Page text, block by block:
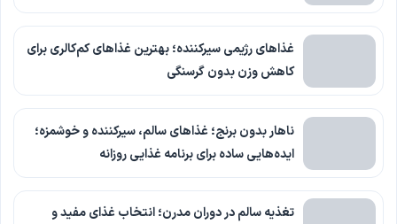
غذاهای رژیمی سیرکننده؛ بهترین غذاهای کم‌کالری برای
کاهش وزن بدون گرسنگی
ناهار بدون برنج؛ غذاهای سالم، سیرکننده و خوشمزه؛
ایده‌هایی ساده برای برنامه غذایی روزانه
تغذیه سالم در دوران مدرن؛ انتخاب غذای مفید و